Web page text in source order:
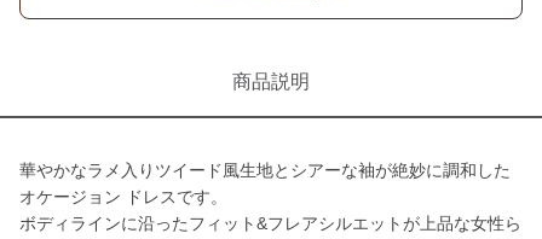
商品説明
華やかなラメ入りツイード風生地とシアーな袖が絶妙に調和した
オケージョン ドレスです。
ボディラインに沿ったフィット&フレアシルエットが上品な女性ら